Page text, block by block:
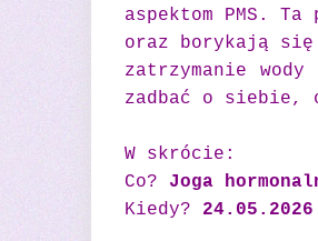
aspektom PMS.
oraz borykają się
zatrzymanie
zadbać o siebie,
W skrócie:
Co? Joga
Kiedy?